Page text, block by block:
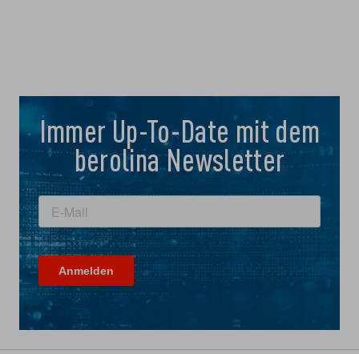
Immer Up-To-Date mit dem
berolina Newsletter